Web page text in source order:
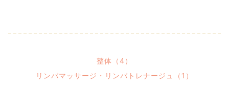
整体（4）
リンパマッサージ・リンパトレナージュ（1）